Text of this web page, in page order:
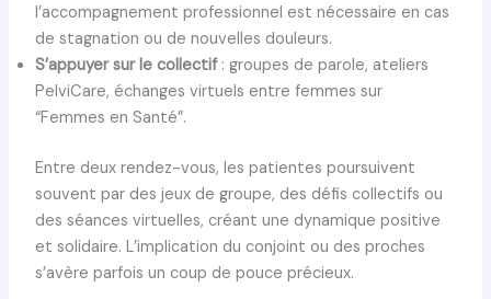
l’accompagnement professionnel est nécessaire en cas
de stagnation ou de nouvelles douleurs.
S’appuyer sur le collectif: groupes de parole, ateliers
PelviCare, échanges virtuels entre femmes sur
“Femmes en Santé”.
Entre deux rendez-vous, les patientes poursuivent
souvent par des jeux de groupe, des défis collectifs ou
des séances virtuelles, créant une dynamique positive
et solidaire. L’implication du conjoint ou des proches
s’avère parfois un coup de pouce précieux.